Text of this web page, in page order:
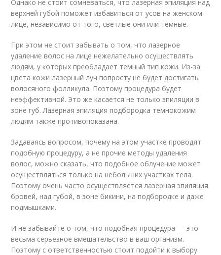
Однако не стоит сомневаться, что лазерная эпиляция над
верхней губой поможет избавиться от усов на женском
лице, независимо от того, светлые они или темные.
При этом не стоит забывать о том, что лазерное
удаление волос на лице нежелательно осуществлять
людям, у которых преобладает темный тип кожи. Из-за
цвета кожи лазерный луч попросту не будет достигать
волосяного фолликула. Поэтому процедура будет
неэффективной. Это же касается не только эпиляции в
зоне губ. Лазерная эпиляция подбородка темнокожим
людям также противопоказана.
Задаваясь вопросом, почему на этом участке проводят
подобную процедуру, а не прочие методы удаления
волос, можно сказать, что подобное облучение может
осуществляться только на небольших участках тела.
Поэтому очень часто осуществляется лазерная эпиляция
бровей, над губой, в зоне бикини, на подбородке и даже
подмышками.
И не забывайте о том, что подобная процедура — это
весьма серьезное вмешательство в ваш организм.
Поэтому с ответственностью стоит подойти к выбору